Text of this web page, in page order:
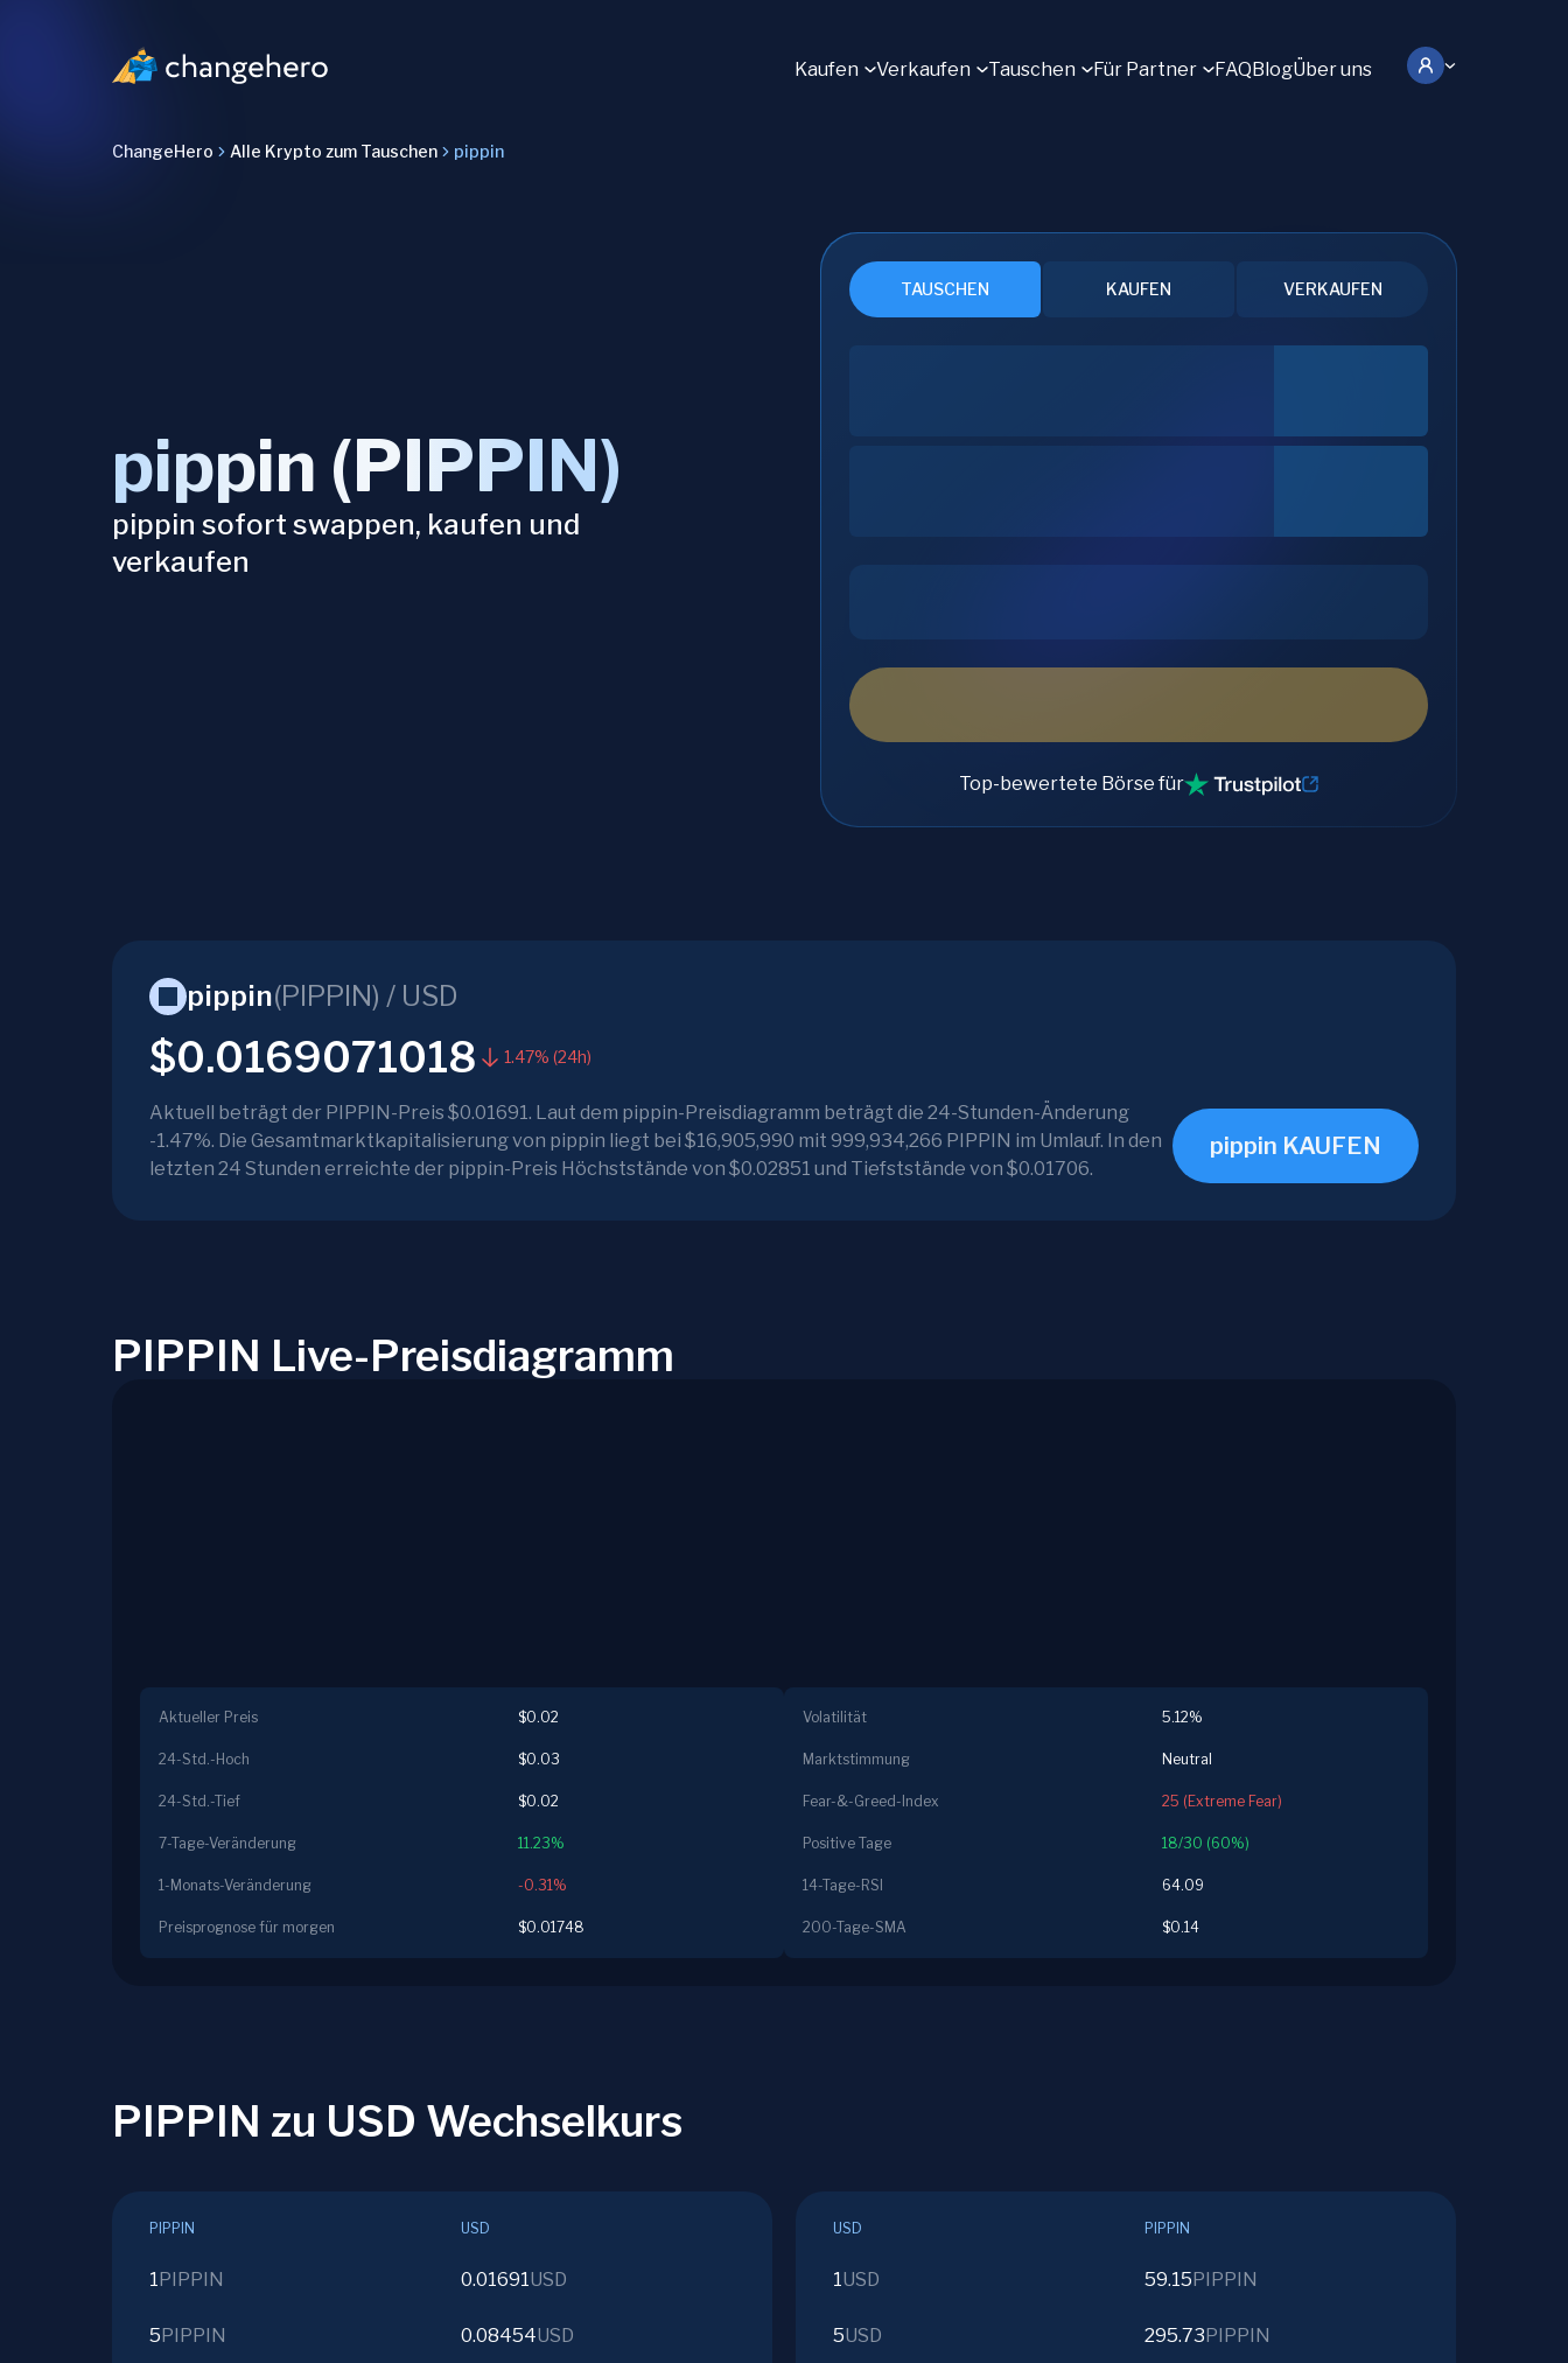
Kaufen Verkaufen Tauschen Für Partner FAQBlogÜber uns
ChangeHero Alle Krypto zum Tauschen pippin
pippin (PIPPIN)
pippin sofort swappen, kaufen und
verkaufen
TAUSCHEN KAUFEN VERKAUFEN
Top-bewertete Börse für
pippin(PIPPIN) / USD
$0.0169071018 1.47% (24h)
Aktuell beträgt der PIPPIN-Preis $0.01691. Laut dem pippin-Preisdiagramm beträgt die 24-Stunden-Änderung
-1.47%. Die Gesamtmarktkapitalisierung von pippin liegt bei $16,905,990 mit 999,934,266 PIPPIN im Umlauf. In den
letzten 24 Stunden erreichte der pippin-Preis Höchststände von $0.02851 und Tiefststände von $0.01706.
pippin KAUFEN
PIPPIN Live-Preisdiagramm
Aktueller Preis $0.02
24-Std.-Hoch $0.03
24-Std.-Tief $0.02
7-Tage-Veränderung 11.23%
1-Monats-Veränderung -0.31%
Preisprognose für morgen $0.01748
Volatilität 5.12%
Marktstimmung Neutral
Fear-&-Greed-Index 25 (Extreme Fear)
Positive Tage 18/30 (60%)
14-Tage-RSI 64.09
200-Tage-SMA $0.14
PIPPIN zu USD Wechselkurs
PIPPIN USD
1PIPPIN 0.01691USD
5PIPPIN 0.08454USD
USD PIPPIN
1USD 59.15PIPPIN
5USD 295.73PIPPIN